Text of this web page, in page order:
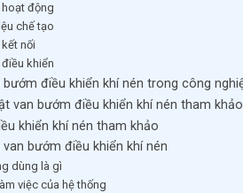
động
chế tạo
nối
khiển
điều khiển khí nén trong công
van bướm điều khiển khí nén tham khảo
khiển khí nén tham khảo
bướm điều khiển khí nén
dùng là gì
việc của hệ thống